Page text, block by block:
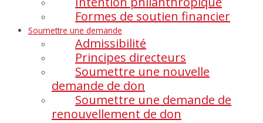
Formes de soutien financier
Soumettre une demande
Admissibilité
Principes directeurs
Soumettre une nouvelle
demande de don
Soumettre une demande de
renouvellement de don